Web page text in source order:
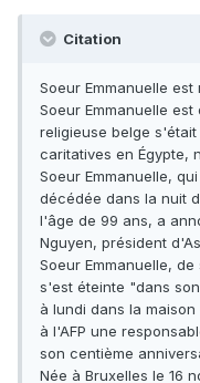
Citation
Soeur Emmanuelle est
Soeur Emmanuelle
religieuse belge
caritatives en Égypte,
Soeur Emmanuelle,
décédée dans la nuit
l'âge de 99 ans, a
Nguyen, président
Soeur Emmanuelle,
s'est éteinte "dans
à lundi dans la
à l'AFP une
son centième
Née à Bruxelles le 16